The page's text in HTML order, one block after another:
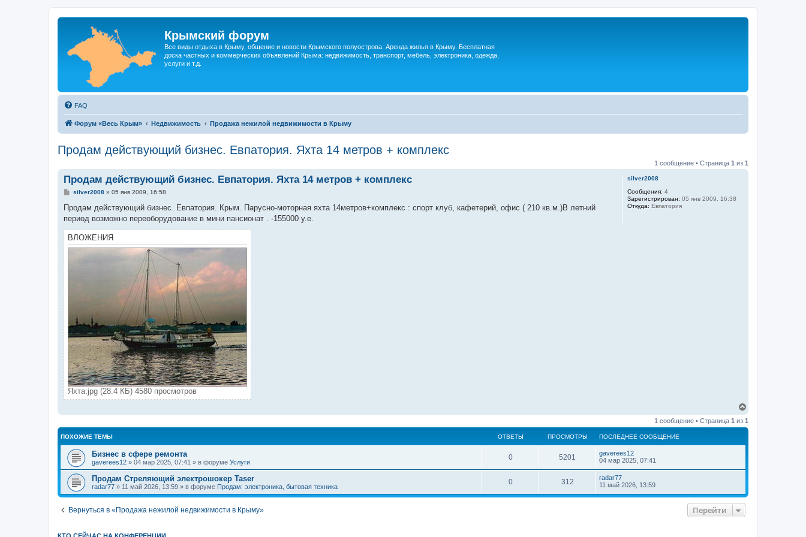
Крымский форум
Все виды отдыха в Крыму, общение и новости Крымского полуострова. Аренда жилья в Крыму. Бесплатная
доска частных и коммерческих объявлений Крыма: недвижимость, транспорт, мебель, электроника, одежда,
услуги и т.д.
FAQ
Форум «Весь Крым» Недвижимость Продажа нежилой недвижимости в Крыму
Продам действующий бизнес. Евпатория. Яхта 14 метров + комплекс
1 сообщение • Страница 1 из 1
silver2008
Сообщения: 4
Зарегистрирован: 05 янв 2009, 16:38
Откуда: Евпатория
Продам действующий бизнес. Евпатория. Яхта 14 метров + комплекс
С
о
щ
н
и
е
silver2008» 05 янв 2009, 16:58
Продам действующий бизнес. Евпатория. Крым. Парусно-моторная яхта 14метров+комплекс : спорт клуб, кафетерий, офис ( 210 кв.м.)В летний
период возможно переоборудование в мини пансионат . -155000 у.е.
ВЛОЖЕНИЯ
Яхта.jpg (28.4 КБ) 4580 просмотров
р
н
1 сообщение • Страница 1 из 1
ПОХОЖИЕ ТЕМЫ ОТВЕТЫ ПРОСМОТРЫ ПОСЛЕДНЕЕ СООБЩЕНИЕ
Бизнес в сфере ремонта
gaverees12 » 04 мар 2025, 07:41 » в форуме Услуги
0 5201
gaverees12
04 мар 2025, 07:41
Продам Стреляющий электрошокер Taser
radar77 » 11 май 2026, 13:59 » в форуме Продам: электроника, бытовая техника
0 312
radar77
11 май 2026, 13:59
Вернуться в «Продажа нежилой недвижимости в Крыму» Перейти